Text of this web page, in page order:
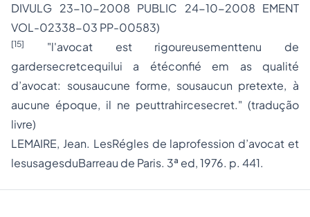
DIVULG 23-10-2008 PUBLIC 24-10-2008 EMENT
VOL-02338-03 PP-00583)
[15]
"l'avocat est rigoureusementtenu de
gardersecretcequilui a étéconfié em as qualité
d’avocat: sousaucune forme, sousaucun pretexte, à
aucune époque, il ne peuttrahircesecret." (tradução
livre)
LEMAIRE, Jean. LesRégles de laprofession d’avocat et
lesusagesduBarreau de Paris. 3ª ed, 1976. p. 441.